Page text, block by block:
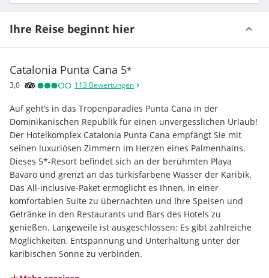
Ihre Reise beginnt hier
Catalonia Punta Cana 5*
3,0 113 Bewertungen
Auf geht’s in das Tropenparadies Punta Cana in der
Dominikanischen Republik für einen unvergesslichen Urlaub!
Der Hotelkomplex Catalonia Punta Cana empfängt Sie mit
seinen luxuriösen Zimmern im Herzen eines Palmenhains.
Dieses 5*-Resort befindet sich an der berühmten Playa
Bavaro und grenzt an das türkisfarbene Wasser der Karibik.
Das All-inclusive-Paket ermöglicht es Ihnen, in einer
komfortablen Suite zu übernachten und Ihre Speisen und
Getränke in den Restaurants und Bars des Hotels zu
genießen. Langeweile ist ausgeschlossen: Es gibt zahlreiche
Möglichkeiten, Entspannung und Unterhaltung unter der
karibischen Sonne zu verbinden.